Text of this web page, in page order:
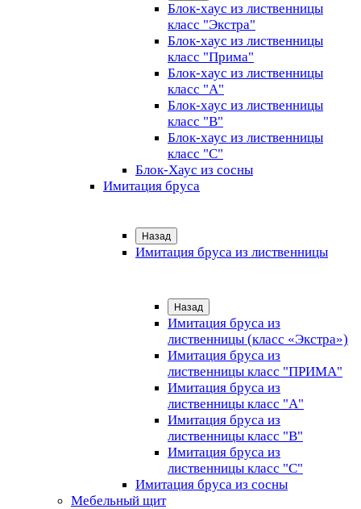
Блок-хаус из лиственницы
класс "Экстра"
Блок-хаус из лиственницы
класс "Прима"
Блок-хаус из лиственницы
класс "А"
Блок-хаус из лиственницы
класс "B"
Блок-хаус из лиственницы
класс "C"
Блок-Хаус из сосны
Имитация бруса
Назад
Имитация бруса из лиственницы
Назад
Имитация бруса из
лиственницы (класс «Экстра»)
Имитация бруса из
лиственницы класс "ПРИМА"
Имитация бруса из
лиственницы класс "А"
Имитация бруса из
лиственницы класс "B"
Имитация бруса из
лиственницы класс "C"
Имитация бруса из сосны
Мебельный щит